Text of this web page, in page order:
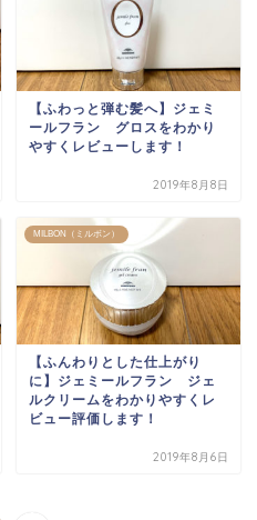
【ふわっと弾む髪へ】ジェミ
ールフラン グロスをわかり
やすくレビューします！
2019年8月8日
MILBON（ミルボン）
【ふんわりとした仕上がり
に】ジェミールフラン ジェ
ルクリームをわかりやすくレ
ビュー評価します！
2019年8月6日